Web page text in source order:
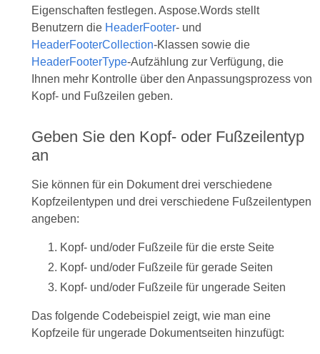
Eigenschaften festlegen. Aspose.Words stellt
Benutzern die HeaderFooter- und
HeaderFooterCollection-Klassen sowie die
HeaderFooterType-Aufzählung zur Verfügung, die
Ihnen mehr Kontrolle über den Anpassungsprozess von
Kopf- und Fußzeilen geben.
Geben Sie den Kopf- oder Fußzeilentyp
an
Sie können für ein Dokument drei verschiedene
Kopfzeilentypen und drei verschiedene Fußzeilentypen
angeben:
Kopf- und/oder Fußzeile für die erste Seite
Kopf- und/oder Fußzeile für gerade Seiten
Kopf- und/oder Fußzeile für ungerade Seiten
Das folgende Codebeispiel zeigt, wie man eine
Kopfzeile für ungerade Dokumentseiten hinzufügt: